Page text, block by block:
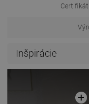
Certifikát
Inšpirácie